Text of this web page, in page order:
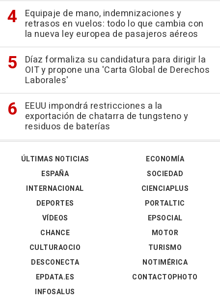
Equipaje de mano, indemnizaciones y
retrasos en vuelos: todo lo que cambia con
la nueva ley europea de pasajeros aéreos
Díaz formaliza su candidatura para dirigir la
OIT y propone una 'Carta Global de Derechos
Laborales'
EEUU impondrá restricciones a la
exportación de chatarra de tungsteno y
residuos de baterías
ÚLTIMAS NOTICIAS
ESPAÑA
INTERNACIONAL
DEPORTES
VÍDEOS
ECONOMÍA
SOCIEDAD
CIENCIAPLUS
PORTALTIC
EPSOCIAL
CHANCE
CULTURAOCIO
DESCONECTA
EPDATA.ES
INFOSALUS
MOTOR
TURISMO
NOTIMÉRICA
CONTACTOPHOTO